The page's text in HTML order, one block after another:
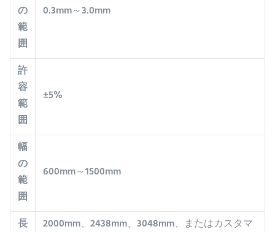
の
範
囲
0.3mm～3.0mm
許
容
範
囲
±5%
幅
の
範
囲
600mm～1500mm
長
2000mm、2438mm、3048mm、またはカスタマ